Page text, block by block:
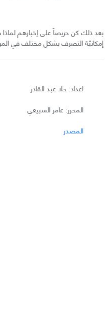
بعد ذلك كن حريصاً على إخبارهم
إمكانيّة التصرف بشكل مختلف في
اعداد: حلا عبد القادر
المحرر: عامر السبيعي
المصدر